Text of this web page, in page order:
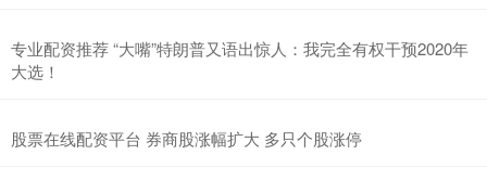
专业配资推荐 “大嘴”特朗普又语出惊人：我完全有权干预2020年
大选！
股票在线配资平台 券商股涨幅扩大 多只个股涨停